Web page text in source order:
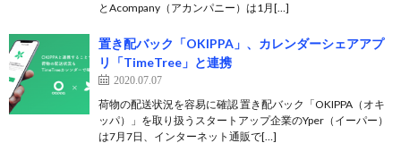
とAcompany（アカンパニー）は1月[…]
置き配バック「OKIPPA」、カレンダーシェアアプ
リ「TimeTree」と連携
2020.07.07
荷物の配送状況を容易に確認 置き配バック「OKIPPA（オキ
ッパ）」を取り扱うスタートアップ企業のYper（イーパー）
は7月7日、インターネット通販で[…]